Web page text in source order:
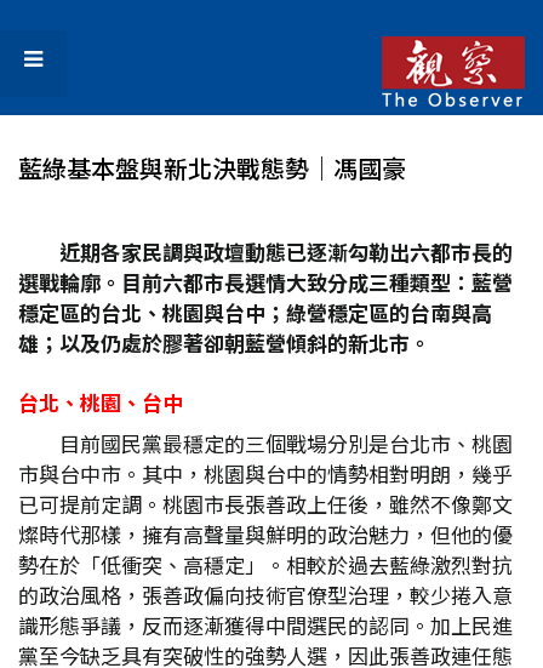
藍綠基本盤與新北決戰態勢│馮國豪
近期各家民調與政壇動態已逐漸勾勒出六都市長的
選戰輪廓。目前六都市長選情大致分成三種類型：藍營
穩定區的台北、桃園與台中；綠營穩定區的台南與高
雄；以及仍處於膠著卻朝藍營傾斜的新北市。
台北、桃園、台中
目前國民黨最穩定的三個戰場分別是台北市、桃園
市與台中市。其中，桃園與台中的情勢相對明朗，幾乎
已可提前定調。桃園市長張善政上任後，雖然不像鄭文
燦時代那樣，擁有高聲量與鮮明的政治魅力，但他的優
勢在於「低衝突、高穩定」。相較於過去藍綠激烈對抗
的政治風格，張善政偏向技術官僚型治理，較少捲入意
識形態爭議，反而逐漸獲得中間選民的認同。加上民進
黨至今缺乏具有突破性的強勢人選，因此張善政連任態